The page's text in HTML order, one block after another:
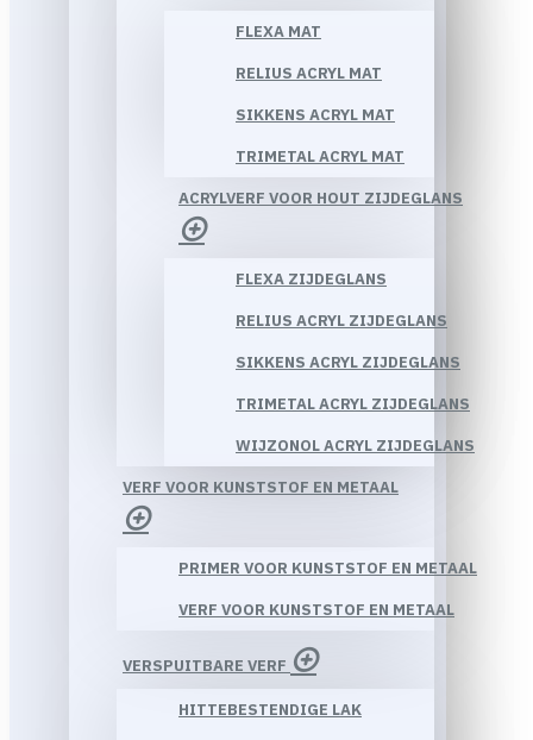
FLEXA MAT
RELIUS ACRYL MAT
SIKKENS ACRYL MAT
TRIMETAL ACRYL MAT
ACRYLVERF VOOR HOUT ZIJDEGLANS
FLEXA ZIJDEGLANS
RELIUS ACRYL ZIJDEGLANS
SIKKENS ACRYL ZIJDEGLANS
TRIMETAL ACRYL ZIJDEGLANS
WIJZONOL ACRYL ZIJDEGLANS
VERF VOOR KUNSTSTOF EN METAAL
PRIMER VOOR KUNSTSTOF EN METAAL
VERF VOOR KUNSTSTOF EN METAAL
VERSPUITBARE VERF
HITTEBESTENDIGE LAK